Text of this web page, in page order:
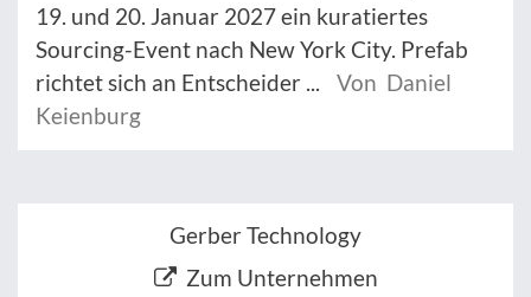
19. und 20. Januar 2027 ein kuratiertes
Sourcing-Event nach New York City. Prefab
richtet sich an Entscheider ...
Von Daniel
Keienburg
Gerber Technology
Zum Unternehmen